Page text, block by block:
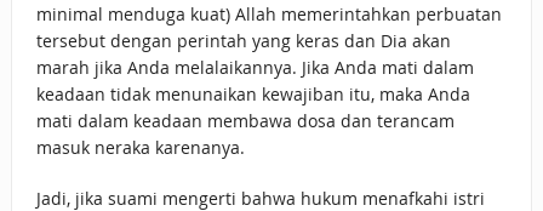
minimal menduga kuat) Allah memerintahkan perbuatan
tersebut dengan perintah yang keras dan Dia akan
marah jika Anda melalaikannya. Jika Anda mati dalam
keadaan tidak menunaikan kewajiban itu, maka Anda
mati dalam keadaan membawa dosa dan terancam
masuk neraka karenanya.
Jadi, jika suami mengerti bahwa hukum menafkahi istri